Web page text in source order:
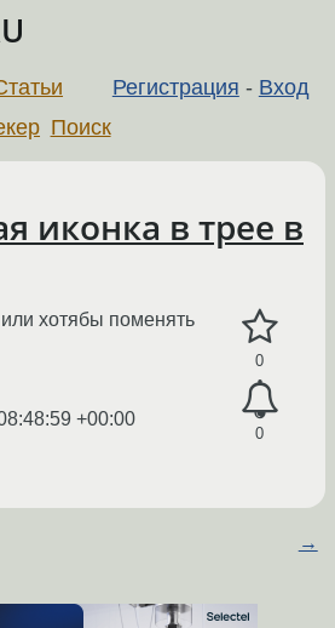
Регистрация - Вход
Поиск
иконка в трее в
0
0
хотябы поменять
+00:00
→